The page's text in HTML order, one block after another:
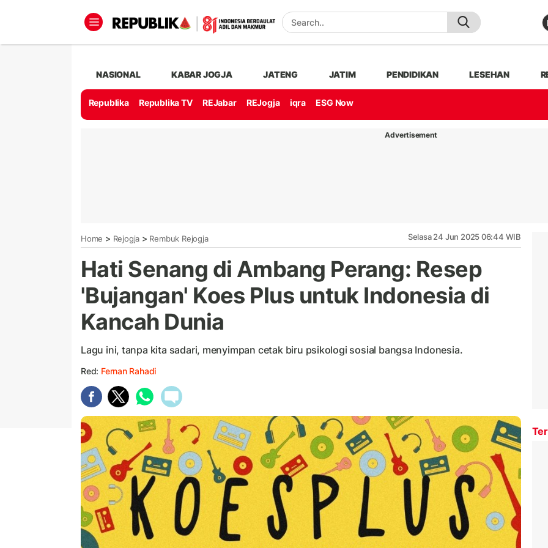
NASIONAL KABAR JOGJA JATENG JATIM PENDIDIKAN LESEHAN
Republika Republika TV REJabar REJogja iqra ESG Now
Advertisement
Home > Rejogja > Rembuk Rejogja Selasa 24 Jun 2025 06:44 WIB
Hati Senang di Ambang Perang: Resep
'Bujangan' Koes Plus untuk Indonesia di
Kancah Dunia
Lagu ini, tanpa kita sadari, menyimpan cetak biru psikologi sosial bangsa Indonesia.
Red: Fernan Rahadi